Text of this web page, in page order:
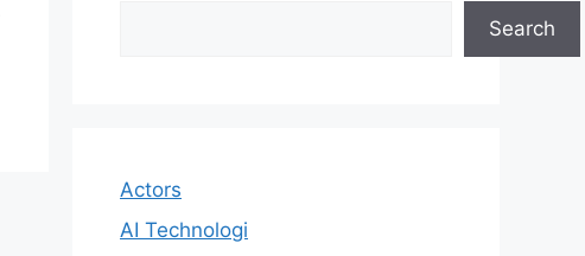
Search
Actors
AI Technologi